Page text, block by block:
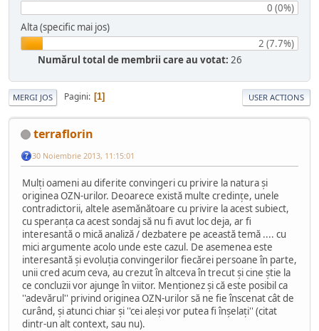
0 (0%)
Alta (specific mai jos)
2 (7.7%)
Numărul total de membrii care au votat: 26
MERGI JOS Pagini 1 USER ACTIONS
terraflorin
30 Noiembrie 2013, 11:15:01
Mulți oameni au diferite convingeri cu privire la natura şi
originea OZN-urilor. Deoarece există multe credințe, unele
contradictorii, altele asemănătoare cu privire la acest subiect,
cu speranţa ca acest sondaj să nu fi avut loc deja, ar fi
interesantă o mică analiză / dezbatere pe această temă .... cu
mici argumente acolo unde este cazul. De asemenea este
interesantă şi evoluţia convingerilor fiecărei persoane în parte,
unii cred acum ceva, au crezut în altceva în trecut şi cine ştie la
ce concluzii vor ajunge în viitor. Menţionez şi că este posibil ca
''adevărul'' privind originea OZN-urilor să ne fie înscenat cât de
curând, şi atunci chiar şi ''cei aleşi vor putea fi înşelaţi'' (citat
dintr-un alt context, sau nu).